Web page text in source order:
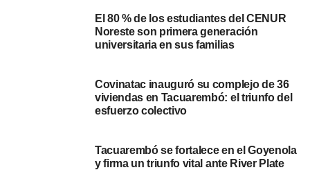
Suplente de Edil del Frente Amplio, Karina Pérez: criticó
en una entrevista en Azul FM, que todas las actuaciones
judiciales en torno al caso Marset, deberían archivarse, al
expresar que un certificado notarial no es un documento
El 80 % de los estudiantes del CENUR
Noreste son primera generación
universitaria en sus familias
Covinatac inauguró su complejo de 36
viviendas en Tacuarembó: el triunfo del
esfuerzo colectivo
Tacuarembó se fortalece en el Goyenola
y firma un triunfo vital ante River Plate